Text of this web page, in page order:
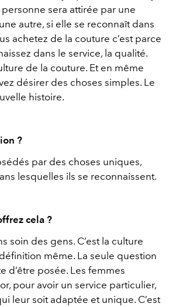
sera attirée par une
autre, si elle se reconnaît dans
achetez de la couture c’est parce
dans le service, la qualité.
de la couture. Et en même
désirer des choses simples. Le
histoire.
?
par des choses uniques,
lesquelles ils se reconnaissent.
cela ?
soin des gens. C’est la culture
même. La seule question
d’être posée. Les femmes
pour avoir un service particulier,
leur soit adaptée et unique. C’est